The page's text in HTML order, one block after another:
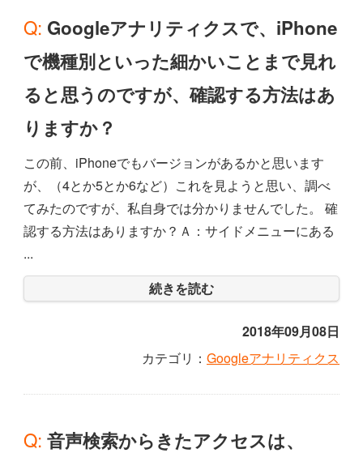
Q: Googleアナリティクスで、iPhone
で機種別といった細かいことまで見れ
ると思うのですが、確認する方法はあ
りますか？
この前、iPhoneでもバージョンがあるかと思います
が、（4とか5とか6など）これを見ようと思い、調べ
てみたのですが、私自身では分かりませんでした。 確
認する方法はありますか？Ａ：サイドメニューにある
...
続きを読む
2018年09月08日
カテゴリ： Googleアナリティクス
Q: 音声検索からきたアクセスは、